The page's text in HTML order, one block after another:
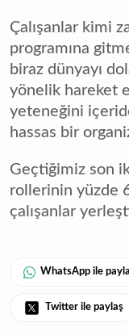
Çalışanlar kimi
programına
biraz dünyayı
yönelik hareket
yeteneğini
hassas bir
Geçtiğimiz son
rollerinin yüzde
çalışanlar
WhatsApp ile
Twitter ile paylaş